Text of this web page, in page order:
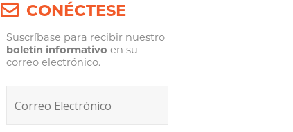
CONÉCTESE
Suscríbase para recibir nuestro
boletín informativo en su
correo electrónico.